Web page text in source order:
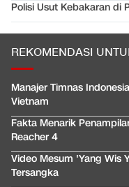
Polisi Usut Kebakaran di
REKOMENDASI
Manajer Timnas
Vietnam
Fakta Menarik
Reacher 4
Video Mesum 'Yang Wis
Tersangka